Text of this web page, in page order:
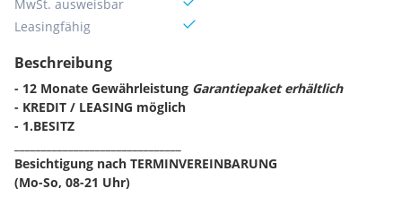
MwSt. ausweisbar
Leasingfähig
Beschreibung
- 12 Monate Gewährleistung Garantiepaket erhältlich
- KREDIT / LEASING möglich
- 1.BESITZ
Besichtigung nach TERMINVEREINBARUNG
(Mo-So, 08-21 Uhr)